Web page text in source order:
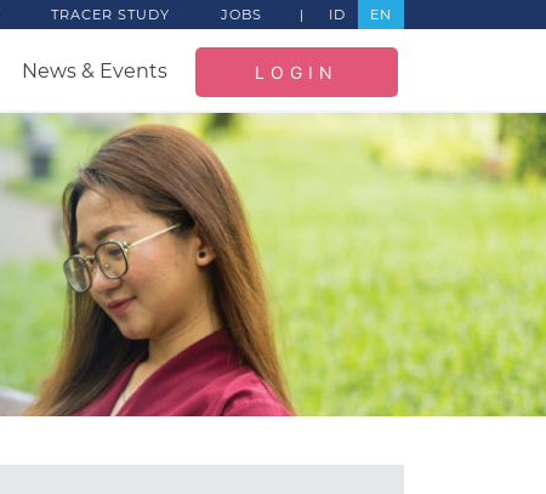
TRACER STUDY JOBS | ID EN
News & Events LOGIN